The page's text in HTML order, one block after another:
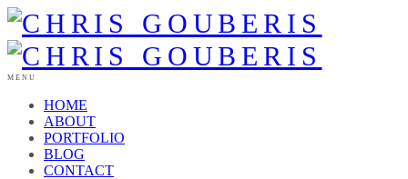
MENU
HOME
ABOUT
PORTFOLIO
BLOG
CONTACT